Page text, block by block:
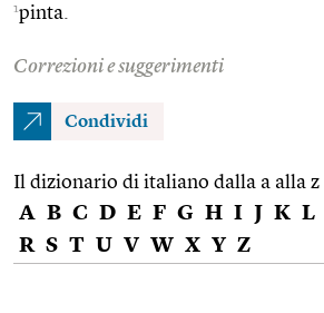
1pinta.
Correzioni e suggerimenti
Condividi
Il dizionario di italiano dalla a alla z
A B C D E F G H I J K L
R S T U V W X Y Z